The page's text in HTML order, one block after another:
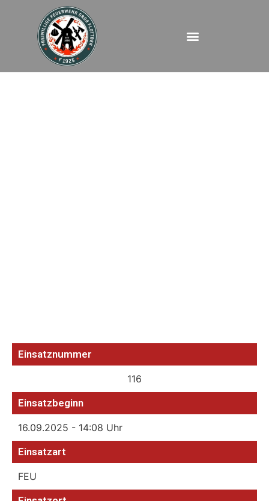
Einsatznummer
116
Einsatzbeginn
16.09.2025 - 14:08 Uhr
Einsatzart
FEU